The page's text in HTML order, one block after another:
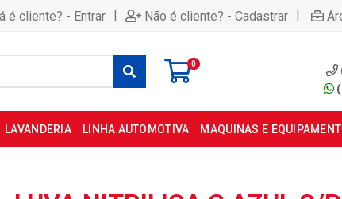
é cliente? - Entrar | Não é cliente? - Cadastrar |
0
LAVANDERIA LINHA AUTOMOTIVA MAQUINAS E